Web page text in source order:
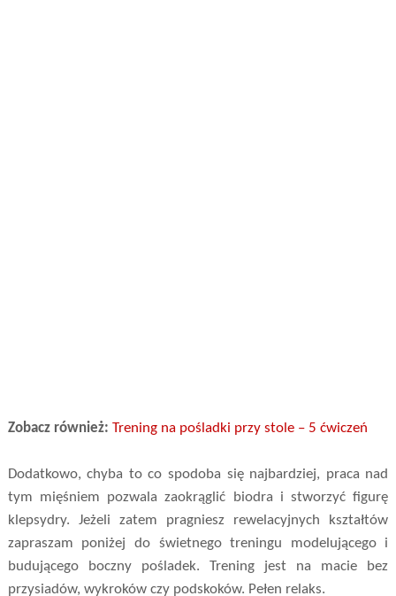
Zobacz również: Trening na pośladki przy stole – 5 ćwiczeń
Dodatkowo, chyba to co spodoba się najbardziej, praca nad
tym mięśniem pozwala zaokrąglić biodra i stworzyć figurę
klepsydry. Jeżeli zatem pragniesz rewelacyjnych kształtów
zapraszam poniżej do świetnego treningu modelującego i
budującego boczny pośladek. Trening jest na macie bez
przysiadów, wykroków czy podskoków. Pełen relaks.